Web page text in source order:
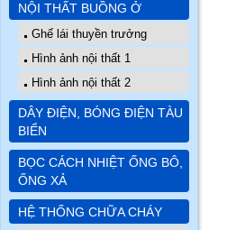
NỘI THẤT BUỒNG Ở
Ghế lái thuyền trưởng
Hình ảnh nội thất 1
Hình ảnh nội thất 2
DÂY ĐIỆN, BÓNG ĐIỆN TÀU
BIỂN
BỌC CÁCH NHIỆT ỐNG BÔ,
ỐNG XẢ
HỆ THỐNG CHỮA CHÁY